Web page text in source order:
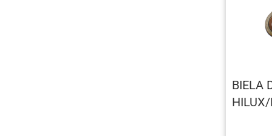
BIELA
HILUX/